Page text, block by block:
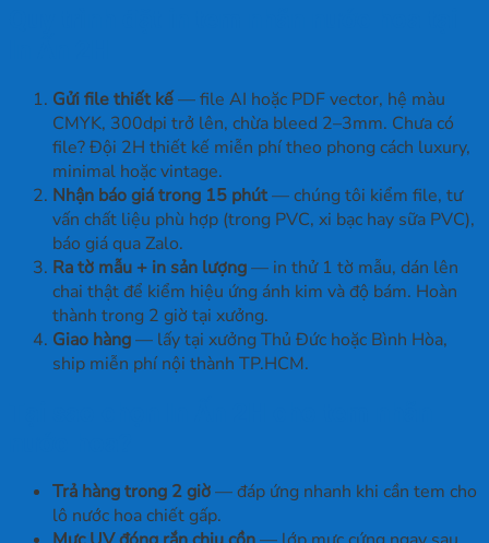
Gửi file thiết kế— file AI hoặc PDF vector, hệ màu
CMYK, 300dpi trở lên, chừa bleed 2–3mm. Chưa có
file? Đội 2H thiết kế miễn phí theo phong cách luxury,
minimal hoặc vintage.
Nhận báo giá trong 15 phút— chúng tôi kiểm file, tư
vấn chất liệu phù hợp (trong PVC, xi bạc hay sữa PVC),
báo giá qua Zalo.
Ra tờ mẫu + in sản lượng— in thử 1 tờ mẫu, dán lên
chai thật để kiểm hiệu ứng ánh kim và độ bám. Hoàn
thành trong 2 giờ tại xưởng.
Giao hàng— lấy tại xưởng Thủ Đức hoặc Bình Hòa,
ship miễn phí nội thành TP.HCM.
Trả hàng trong 2 giờ— đáp ứng nhanh khi cần tem cho
lô nước hoa chiết gấp.